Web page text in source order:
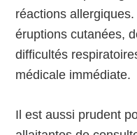
réactions
éruptions cutanées,
difficultés
médicale immédiate.
Il est aussi prudent